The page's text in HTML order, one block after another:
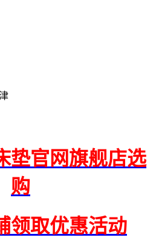
垫官网旗舰店选
购
领取优惠活动